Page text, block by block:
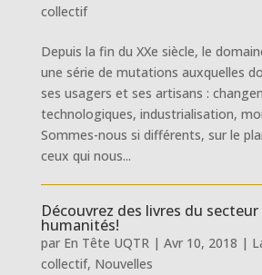
collectif
Depuis la fin du XXe siècle, le
une série de mutations auxquelles
ses usagers et ses artisans :
technologiques, industrialisation,
Sommes-nous si différents, sur le
ceux qui nous...
Découvrez des livres du
humanités!
par En Tête UQTR| Avr 10, 2018 |
collectif, Nouvelles